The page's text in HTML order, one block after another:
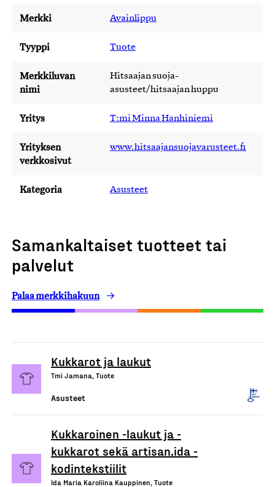
Merkki Avainlippu
Tyyppi Tuote
Merkkiluvan
nimi
Hitsaajan suoja-
asusteet/hitsaajan huppu
Yritys T:mi Minna Hanhiniemi
Yrityksen
verkkosivut
www.hitsaajansuojavarusteet.fi
Kategoria Asusteet
Samankaltaiset tuotteet tai
palvelut
Palaa merkkihakuun
Kukkarot ja laukut
Tmi Jamana, Tuote
Asusteet
Kukkaroinen -laukut ja -
kukkarot sekä artisan.ida -
kodintekstiilit
Ida Maria Karoliina Kauppinen, Tuote